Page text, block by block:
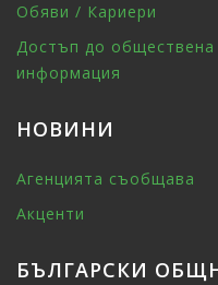
Обяви / Кариери
Достъп до обществена
информация
НОВИНИ
Агенцията съобщава
Акценти
БЪЛГАРСКИ